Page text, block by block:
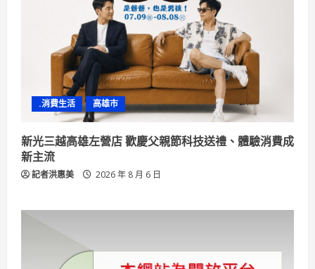
.消費生活 高雄市
新光三越高雄左營店 歡慶父親節科技送禮、體驗消費成
新主流
記者洪惠美 2026 年 8 月 6 日